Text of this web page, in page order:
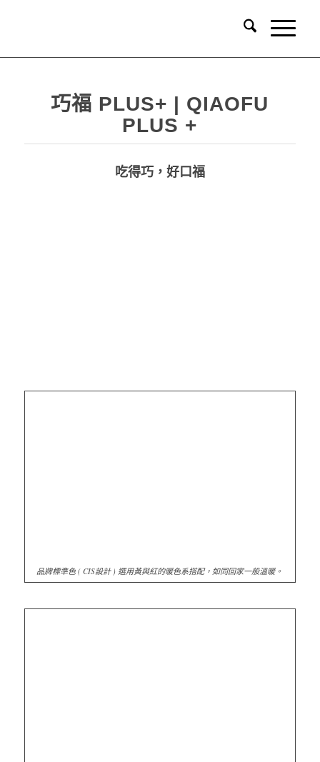
巧福 PLUS+ | QIAOFU
PLUS +
吃得巧，好口福
品牌標準色 ( CIS設計 ) 選用黃與紅的暖色系搭配，如同回家一般溫暖。